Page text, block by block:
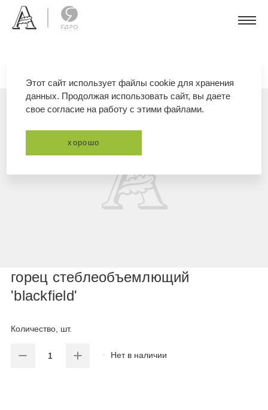
горец стеблеобъемлющий
'blackfield'
Количество, шт.
Нет в наличии
Этот сайт использует файлы cookie для хранения
данных. Продолжая использовать сайт, вы даете
свое согласие на работу с этими файлами.
хорошо